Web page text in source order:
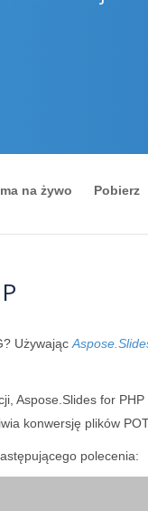
na żywo Pobierz
Używając
Aspose.Slides for
konwersję plików
polecenia: